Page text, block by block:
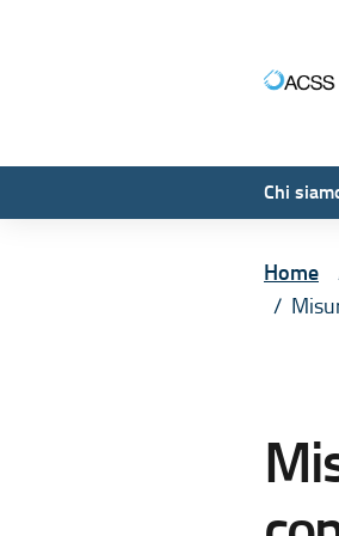
Chi
Home